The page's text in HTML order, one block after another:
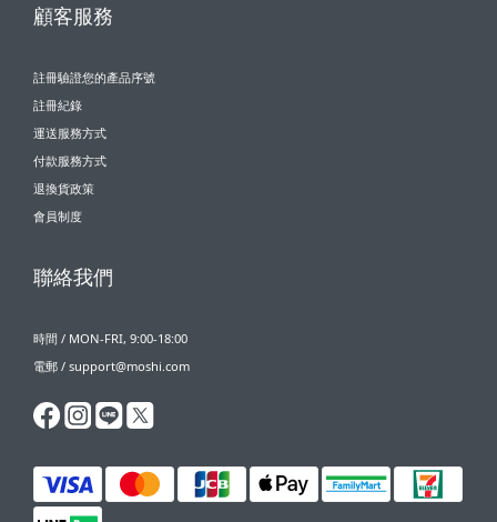
顧客服務
註冊驗證您的產品序號
註冊紀錄
運送服務方式
付款服務方式
退換貨政策
會員制度
聯絡我們
時間 / MON-FRI, 9:00-18:00
電郵 / support@moshi.com